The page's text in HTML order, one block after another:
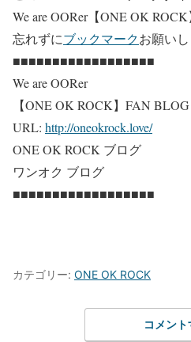
We are OORer【ONE OK
忘れずにブックマークお願い
■■■■■■■■■■■■■■■■■■
We are OORer
【ONE OK ROCK】FAN BLOG
URL: http://oneokrock.love/
ONE OK ROCK ブログ
ワンオク ブログ
■■■■■■■■■■■■■■■■■■
カテゴリー: ONE OK ROCK
コメント